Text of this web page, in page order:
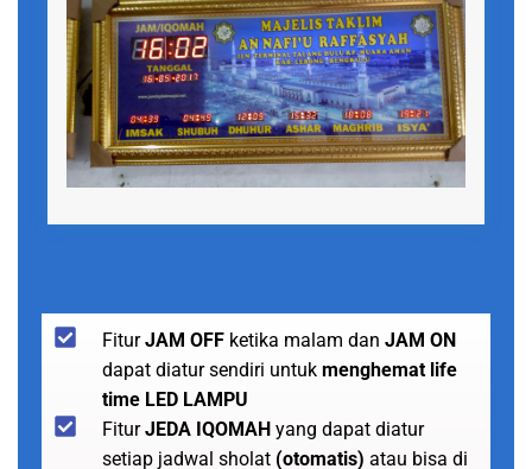
FiturJAM OFF ketika malam dan JAM ON
dapat diatur sendiri untuk menghemat life
time LED LAMPU
FiturJEDA IQOMAH yang dapat diatur
setiap jadwal sholat (otomatis) atau bisa di